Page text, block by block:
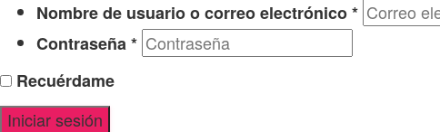
Nombre de usuario o correo electrónico*
Contraseña*
Recuérdame
Iniciar sesión